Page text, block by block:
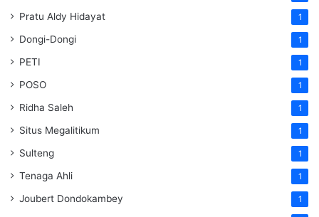
Pratu Aldy Hidayat 1
Dongi-Dongi 1
PETI 1
POSO 1
Ridha Saleh 1
Situs Megalitikum 1
Sulteng 1
Tenaga Ahli 1
Joubert Dondokambey 1